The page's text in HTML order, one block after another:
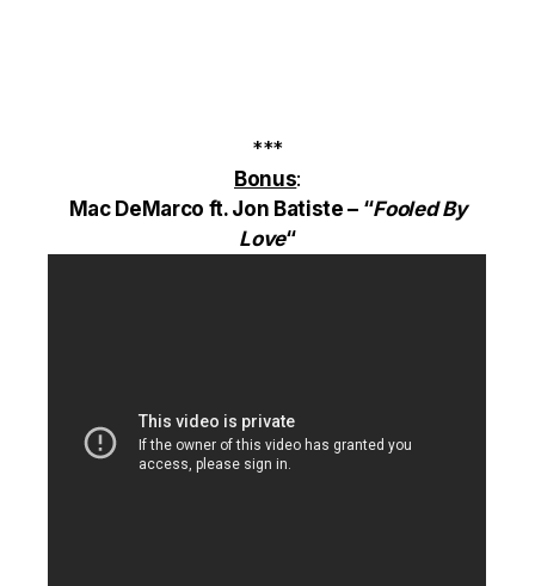
***
Bonus:
Mac DeMarco ft. Jon Batiste – “Fooled By
Love“